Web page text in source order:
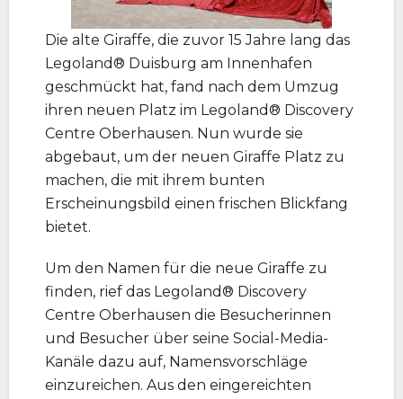
Die alte Giraffe, die zuvor 15 Jahre lang das
Legoland® Duisburg am Innenhafen
geschmückt hat, fand nach dem Umzug
ihren neuen Platz im Legoland® Discovery
Centre Oberhausen. Nun wurde sie
abgebaut, um der neuen Giraffe Platz zu
machen, die mit ihrem bunten
Erscheinungsbild einen frischen Blickfang
bietet.
Um den Namen für die neue Giraffe zu
finden, rief das Legoland® Discovery
Centre Oberhausen die Besucherinnen
und Besucher über seine Social-Media-
Kanäle dazu auf, Namensvorschläge
einzureichen. Aus den eingereichten